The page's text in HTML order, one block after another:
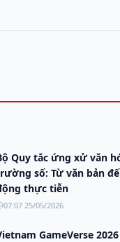
Quy tắc ứng xử văn
số: Từ văn bản
thực tiễn
07:07 25/05/2026
GameVerse